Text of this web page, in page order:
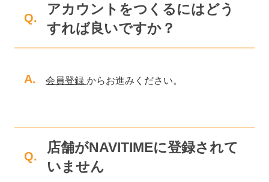
Q.
アカウントをつくるにはどう
すれば良いですか？
A. 会員登録 からお進みください。
Q.
店舗がNAVITIMEに登録されて
いません